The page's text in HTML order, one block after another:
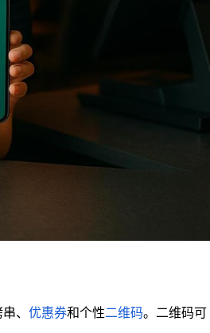
、 优惠券和个性二维码。二维码可